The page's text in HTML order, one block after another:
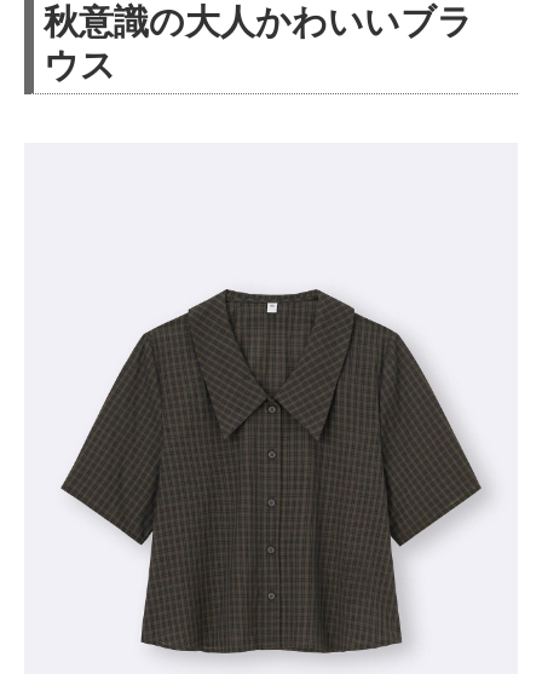
秋意識の大人かわいいブラ
ウス